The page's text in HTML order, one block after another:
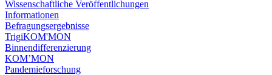
Wissenschaftliche Veröffentlichungen
Informationen
Befragungsergebnisse
TrigiKOM'MON
Binnendifferenzierung
KOM’MON
Pandemieforschung